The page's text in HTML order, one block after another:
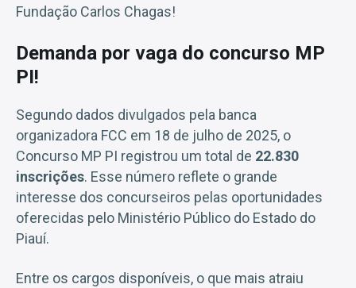
Fundação Carlos Chagas!
Demanda por vaga do concurso MP
PI!
Segundo dados divulgados pela banca
organizadora FCC em 18 de julho de 2025, o
Concurso MP PI registrou um total de 22.830
inscrições. Esse número reflete o grande
interesse dos concurseiros pelas oportunidades
oferecidas pelo Ministério Público do Estado do
Piauí.
Entre os cargos disponíveis, o que mais atraiu